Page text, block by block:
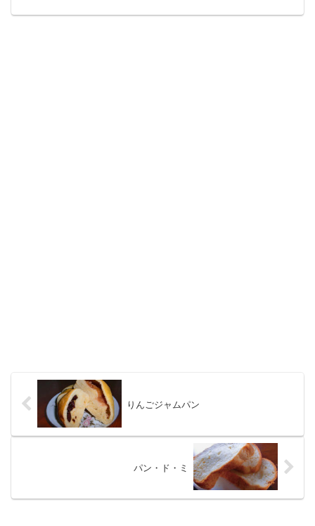
りんごジャムパン
パン・ド・ミ